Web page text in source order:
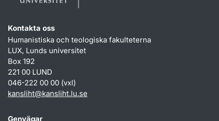
Kontakta oss
Humanistiska och teologiska fakulteterna
LUX, Lunds universitet
Box 192
221 00 LUND
046-222 00 00 (vxl)
kansliht@kansliht.lu.se
Genvägar